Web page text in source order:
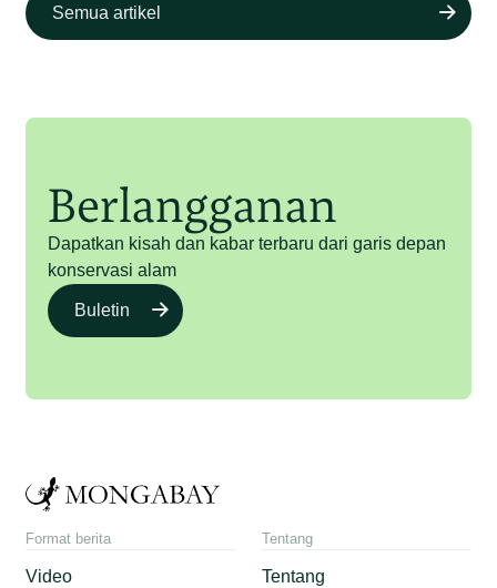
Semua artikel
Berlangganan
Dapatkan kisah dan kabar terbaru dari garis depan
konservasi alam
Buletin
Format berita
Video
Tentang
Tentang